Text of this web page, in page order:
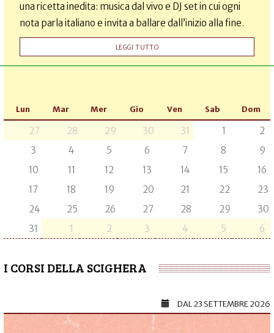
una ricetta inedita: musica dal vivo e DJ set in cui ogni
nota parla italiano e invita a ballare dall’inizio alla fine.
LEGGI TUTTO
Lun Mar Mer Gio Ven Sab Dom
27 28 29 30 31 1
2
3
4 5 6 7 8
9
10
11 12 13 14 15
16
17
18 19 20 21 22
23
24
25 26 27 28 29
30
31
1 2 3 4 5 6
I CORSI DELLA SCIGHERA
DAL23 SETTEMBRE 2026